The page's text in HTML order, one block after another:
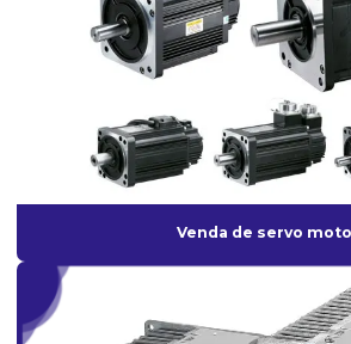
Motor spindle cnc
Motor spindle preço
Reforma de máquinas operatrizes
Retrofit cnc
Retrofit de máquinas
Retrofit de máquinas industriais
Retrofitting de máquinas
Venda de servo